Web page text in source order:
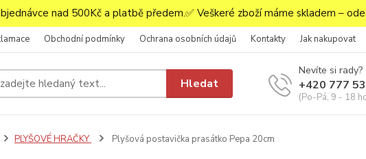
nad 500Kč a platbě předem.✅ Veškeré zboží máme skladem –
Obchodní podmínky Ochrana osobních údajů Kontakty Jak nakupovat
Hledat
Nevíte si
+420 777
(Po-Pá, 9 - 18
PLYŠOVÉ HRAČKY Plyšová postavička prasátko Pepa 20cm